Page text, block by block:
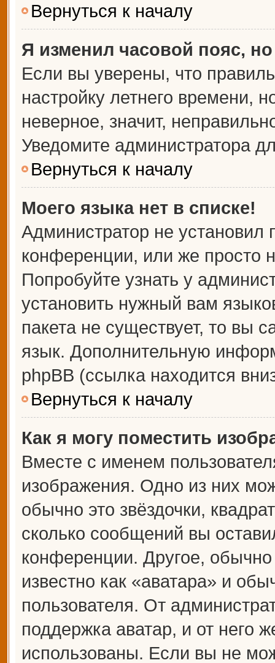
Вернуться к началу
Я изменил часовой пояс,
Если вы уверены, что
настройку летнего времени,
неверное, значит,
Уведомите администратора
Вернуться к началу
Моего языка нет в списке!
Администратор не установил
конференции, или же просто
Попробуйте узнать у
установить нужный вам
пакета не существует, то вы
язык. Дополнительную
phpBB (ссылка находится
Вернуться к началу
Как я могу поместить
Вместе с именем
изображения. Одно из них
обычно это звёздочки,
сколько сообщений вы
конференции. Другое,
известно как «аватара» и
пользователя. От
поддержка аватар, и от него
использованы. Если вы не